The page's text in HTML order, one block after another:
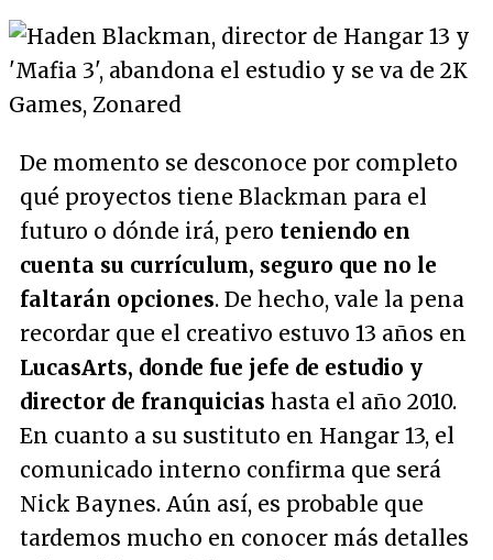
De momento se desconoce por completo
qué proyectos tiene Blackman para el
futuro o dónde irá, pero teniendo en
cuenta su currículum, seguro que no le
faltarán opciones. De hecho, vale la pena
recordar que el creativo estuvo 13 años en
LucasArts, donde fue jefe de estudio y
director de franquicias hasta el año 2010.
En cuanto a su sustituto en Hangar 13, el
comunicado interno confirma que será
Nick Baynes. Aún así, es probable que
tardemos mucho en conocer más detalles